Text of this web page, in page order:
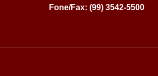
Fone/Fax: (99) 3542-5500